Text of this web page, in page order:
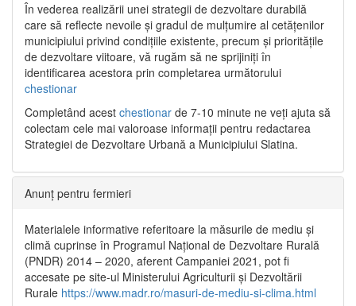
În vederea realizării unei strategii de dezvoltare durabilă
care să reflecte nevoile și gradul de mulțumire al cetățenilor
municipiului privind condițiile existente, precum și prioritățile
de dezvoltare viitoare, vă rugăm să ne sprijiniți în
identificarea acestora prin completarea următorului
chestionar
Completând acest chestionar de 7-10 minute ne veți ajuta să
colectam cele mai valoroase informații pentru redactarea
Strategiei de Dezvoltare Urbană a Municipiului Slatina.
Anunț pentru fermieri
Materialele informative referitoare la măsurile de mediu și
climă cuprinse în Programul Național de Dezvoltare Rurală
(PNDR) 2014 – 2020, aferent Campaniei 2021, pot fi
accesate pe site-ul Ministerului Agriculturii și Dezvoltării
Rurale https://www.madr.ro/masuri-de-mediu-si-clima.html